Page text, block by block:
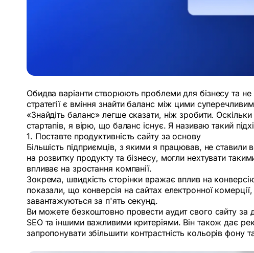
Обидва варіанти створюють проблеми для бізнесу та
стратегії є вміння знайти баланс між цими
«Знайдіть баланс» легше сказати, ніж зробити.
стартапів, я вірю, що баланс існує. Я називаю такий
1. Поставте продуктивність сайту за основу
Більшість підприємців, з якими я працював, не ставили
на розвитку продукту та бізнесу, могли нехтувати
впливає на зростання компанії.
Зокрема, швидкість сторінки вражає вплив на
показали, що конверсія на сайтах електронної
завантажуються за п'ять секунд.
Ви можете безкоштовно провести аудит свого сайту за
SEO та іншими важливими критеріями. Він також дає
запропонувати збільшити контрастність кольорів фону